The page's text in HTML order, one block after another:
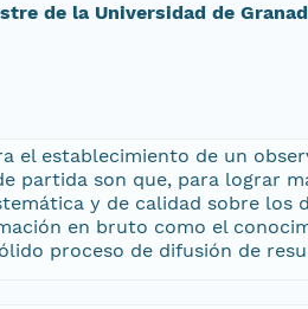
de la Universidad de
el establecimiento de un
partida son que, para lograr
y de calidad sobre los
en bruto como el
proceso de difusión de